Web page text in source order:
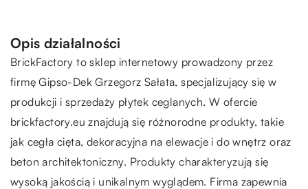
Opis działalności
BrickFactory to sklep internetowy prowadzony przez
firmę Gipso-Dek Grzegorz Sałata, specjalizujący się w
produkcji i sprzedaży płytek ceglanych. W ofercie
brickfactory.eu znajdują się różnorodne produkty, takie
jak cegła cięta, dekoracyjna na elewacje i do wnętrz oraz
beton architektoniczny. Produkty charakteryzują się
wysoką jakością i unikalnym wyglądem. Firma zapewnia